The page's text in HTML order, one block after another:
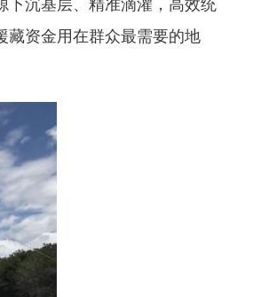
沉基层、精准滴灌，高效统
藏资金用在群众最需要的地